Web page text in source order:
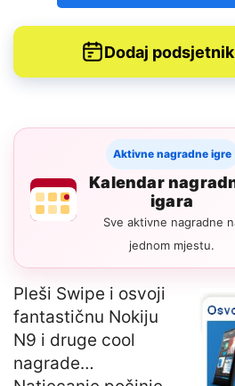
Dodaj
Aktivne nagradne igre
Kalendar
igara
Sve aktivne nagradne
jednom mjestu.
Pleši Swipe i osvoji
fantastičnu Nokiju
N9 i druge cool
nagrade…